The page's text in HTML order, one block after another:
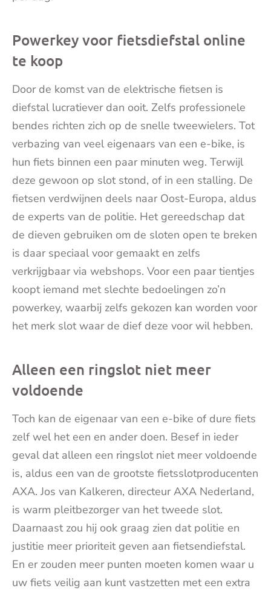
Powerkey voor fietsdiefstal online
te koop
Door de komst van de elektrische fietsen is
diefstal lucratiever dan ooit. Zelfs professionele
bendes richten zich op de snelle tweewielers. Tot
verbazing van veel eigenaars van een e-bike, is
hun fiets binnen een paar minuten weg. Terwijl
deze gewoon op slot stond, of in een stalling. De
fietsen verdwijnen deels naar Oost-Europa, aldus
de experts van de politie. Het gereedschap dat
de dieven gebruiken om de sloten open te breken
is daar speciaal voor gemaakt en zelfs
verkrijgbaar via webshops. Voor een paar tientjes
koopt iemand met slechte bedoelingen zo’n
powerkey, waarbij zelfs gekozen kan worden voor
het merk slot waar de dief deze voor wil hebben.
Alleen een ringslot niet meer
voldoende
Toch kan de eigenaar van een e-bike of dure fiets
zelf wel het een en ander doen. Besef in ieder
geval dat alleen een ringslot niet meer voldoende
is, aldus een van de grootste fietsslotproducenten
AXA. Jos van Kalkeren, directeur AXA Nederland,
is warm pleitbezorger van het tweede slot.
Daarnaast zou hij ook graag zien dat politie en
justitie meer prioriteit geven aan fietsendiefstal.
En er zouden meer punten moeten komen waar u
uw fiets veilig aan kunt vastzetten met een extra